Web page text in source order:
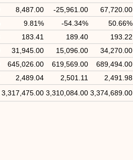
67,720.00
-25,961.00
8,487.00
50.66%
-54.34%
9.81%
193.22
189.40
183.41
34,270.00
15,096.00
31,945.00
689,494.00
619,569.00
645,026.00
2,491.98
2,501.11
2,489.04
3,374,689.00
3,310,084.00
3,317,475.00